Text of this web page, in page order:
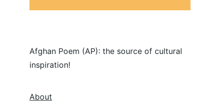
About
Afghan Poem (AP): the source of cultural
inspiration!